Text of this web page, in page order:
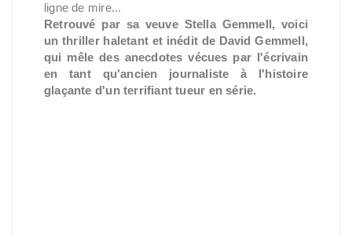
ligne de mire...
Retrouvé par sa veuve Stella Gemmell, voici
un thriller haletant et inédit de David Gemmell,
qui mêle des anecdotes vécues par l'écrivain
en tant qu'ancien journaliste à l'histoire
glaçante d'un terrifiant tueur en série.